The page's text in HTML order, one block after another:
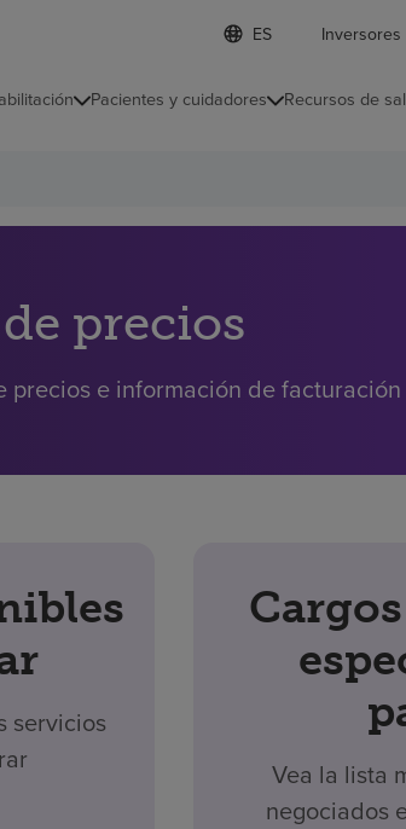
Lista
de
contraída
d
o
m
e
o
n
d
Inversores
Pacientes y cuidadores Recursos de
precios
e información de
servicios
Vea la lista
negociados